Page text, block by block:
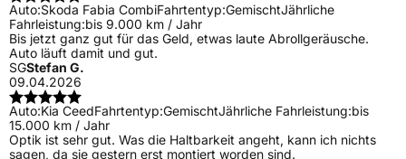
Auto:Skoda Fabia CombiFahrtentyp:GemischtJährliche
Fahrleistung:bis 9.000 km / Jahr
Bis jetzt ganz gut für das Geld, etwas laute Abrollgeräusche.
Auto läuft damit und gut.
SGStefan G.
09.04.2026
Auto:Kia CeedFahrtentyp:GemischtJährliche Fahrleistung:bis
15.000 km / Jahr
Optik ist sehr gut. Was die Haltbarkeit angeht, kann ich nichts
sagen, da sie gestern erst montiert worden sind.